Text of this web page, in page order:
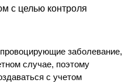
с целью контроля
заболевание,
случае, поэтому
с учетом